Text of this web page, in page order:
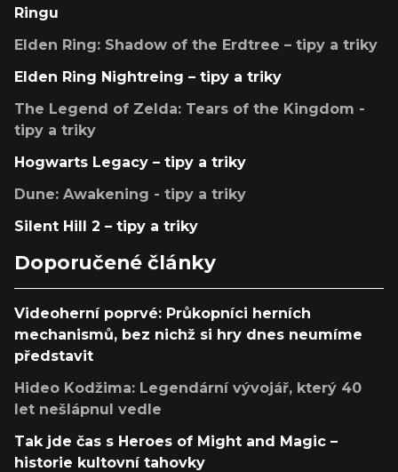
Ringu
Elden Ring: Shadow of the Erdtree – tipy a triky
Elden Ring Nightreing – tipy a triky
The Legend of Zelda: Tears of the Kingdom -
tipy a triky
Hogwarts Legacy – tipy a triky
Dune: Awakening - tipy a triky
Silent Hill 2 – tipy a triky
Doporučené články
Videoherní poprvé: Průkopníci herních
mechanismů, bez nichž si hry dnes neumíme
představit
Hideo Kodžima: Legendární vývojář, který 40
let nešlápnul vedle
Tak jde čas s Heroes of Might and Magic –
historie kultovní tahovky